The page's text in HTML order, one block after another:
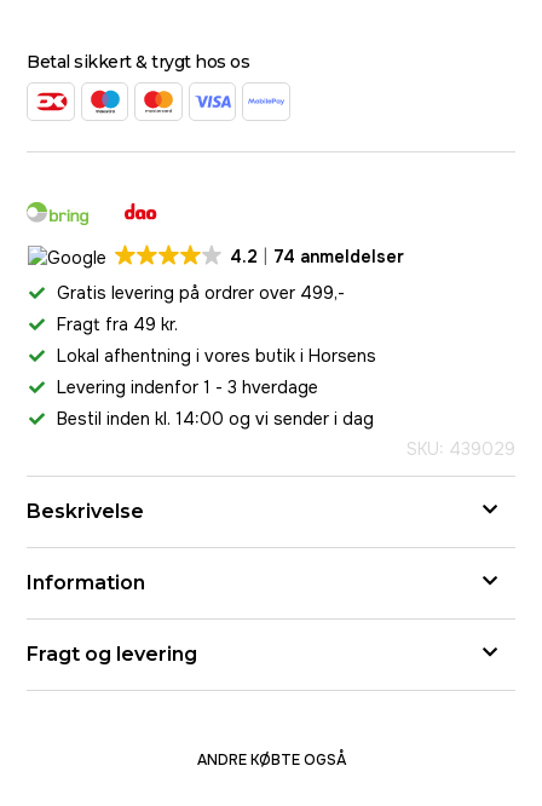
Betal sikkert & trygt hos os
4.2
74 anmeldelser
Gratis levering på ordrer over 499,-
Fragt fra 49 kr.
Lokal afhentning i vores butik i Horsens
Levering indenfor 1 - 3 hverdage
Bestil inden kl. 14:00 og vi sender i dag
SKU: 439029
Beskrivelse
Information
Fragt og levering
ANDRE KØBTE OGSÅ